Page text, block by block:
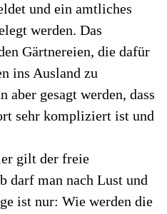
und ein amtliches
werden. Das
Gärtnereien, die dafür
ins Ausland zu
aber gesagt werden, dass
sehr kompliziert ist und
gilt der freie
darf man nach Lust und
ist nur: Wie werden die